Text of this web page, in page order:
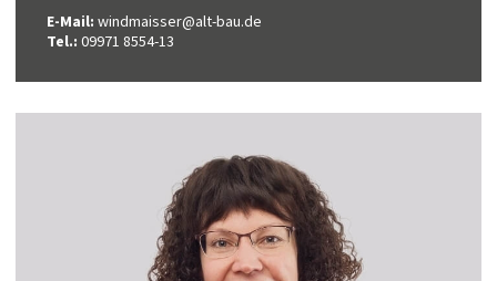
E-Mail: windmaisser@alt-bau.de
Tel.: 09971 8554-13